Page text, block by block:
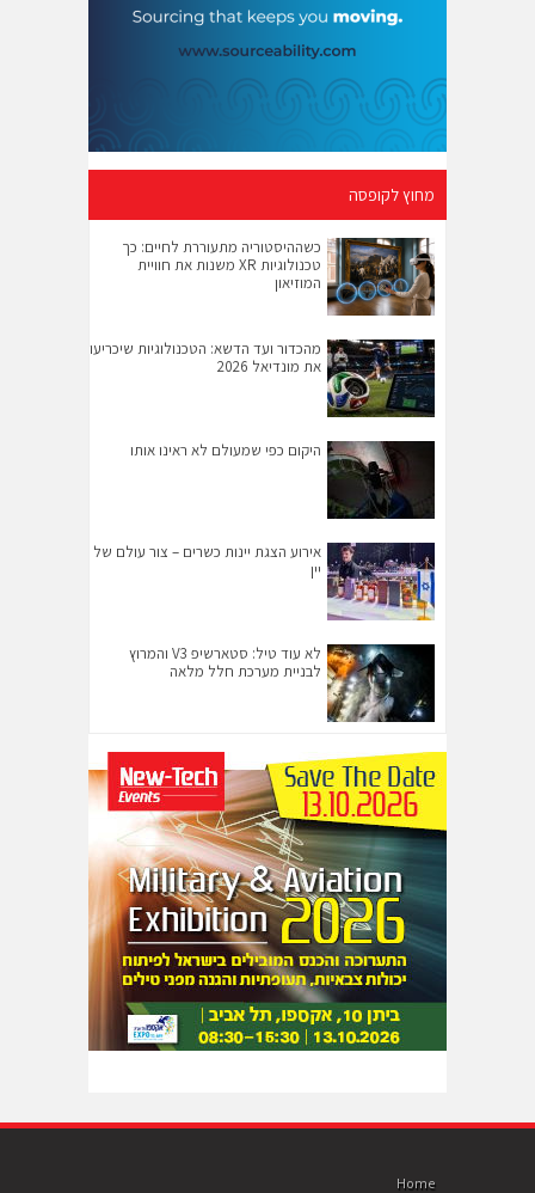
מחוץ לקופסה
כשההיסטוריה מתעוררת לחיים: כך
טכנולוגיות XR משנות את חוויית
המוזיאון
מהכדור ועד הדשא: הטכנולוגיות שיכריעו
את מונדיאל 2026
היקום כפי שמעולם לא ראינו אותו
אירוע הצגת יינות כשרים – צור עולם של
יין
לא עוד טיל: סטארשיפ V3 והמרוץ
לבניית מערכת חלל מלאה
Home